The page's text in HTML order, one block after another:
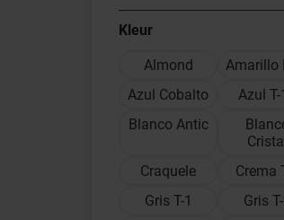
Kleur
Almond Amarillo
Azul Cobalto
Azul T-
Blanco Antic
Craquele Crema
Gris T-1
Gris